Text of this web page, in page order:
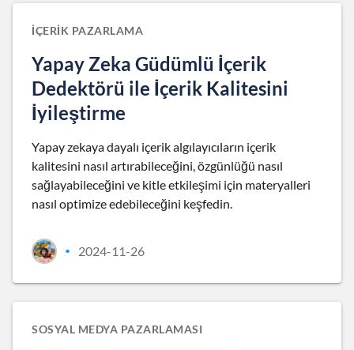
İÇERIK PAZARLAMA
Yapay Zeka Güdümlü İçerik
Dedektörü ile İçerik Kalitesini
İyileştirme
Yapay zekaya dayalı içerik algılayıcıların içerik
kalitesini nasıl artırabileceğini, özgünlüğü nasıl
sağlayabileceğini ve kitle etkileşimi için materyalleri
nasıl optimize edebileceğini keşfedin.
• 2024-11-26
SOSYAL MEDYA PAZARLAMASI